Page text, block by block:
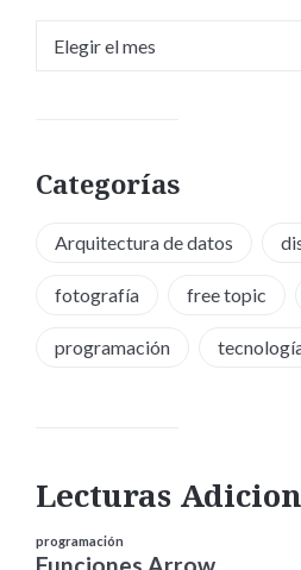
Categorías
Arquitectura de datos
fotografía free topic
programación
Lecturas